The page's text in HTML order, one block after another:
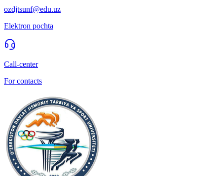
ozdjtsunf@edu.uz
Elektron pochta
Call-center
For contacts